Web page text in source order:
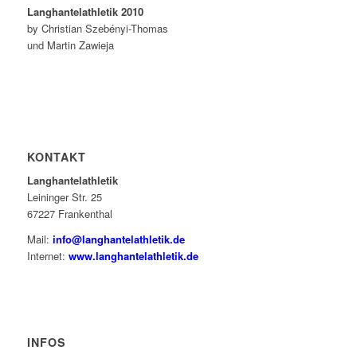
Langhantelathletik 2010
by Christian Szebényi-Thomas
und Martin Zawieja
KONTAKT
Langhantelathletik
Leininger Str. 25
67227 Frankenthal
Mail: info@langhantelathletik.de
Internet: www.langhantelathletik.de
INFOS